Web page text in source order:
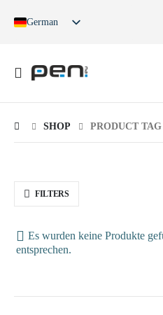
German
Spanish
SHOP PRODUCT TAG
FILTERS
Es wurden keine Produkte
entsprechen.